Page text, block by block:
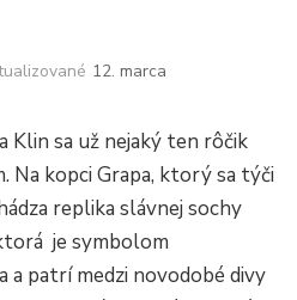
12. marca
Klin sa už nejaký ten rôčik
Na kopci Grapa, ktorý sa týči
replika slávnej sochy
je symbolom
a patrí medzi novodobé divy